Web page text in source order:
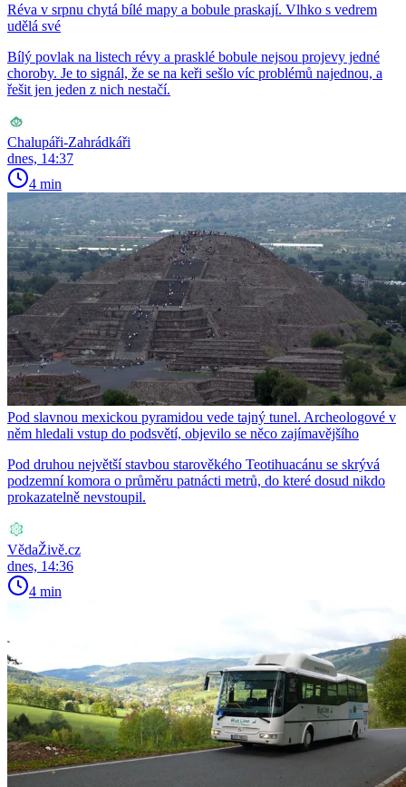
Réva v srpnu chytá bílé mapy a bobule praskají. Vlhko s vedrem
udělá své
Bílý povlak na listech révy a prasklé bobule nejsou projevy jedné
choroby. Je to signál, že se na keři sešlo víc problémů najednou, a
řešit jen jeden z nich nestačí.
Chalupáři-Zahrádkáři
dnes, 14:37
4 min
Pod slavnou mexickou pyramidou vede tajný tunel. Archeologové v
něm hledali vstup do podsvětí, objevilo se něco zajímavějšího
Pod druhou největší stavbou starověkého Teotihuacánu se skrývá
podzemní komora o průměru patnácti metrů, do které dosud nikdo
prokazatelně nevstoupil.
VědaŽivě.cz
dnes, 14:36
4 min